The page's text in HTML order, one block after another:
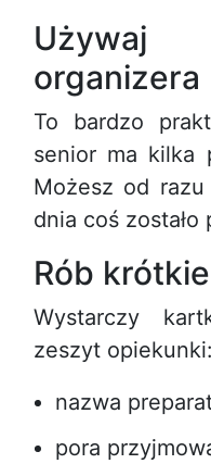
Używaj
organizera
To bardzo
senior ma kilka
Możesz od
dnia coś zostało
Rób
Wystarczy
zeszyt opiekunki:
nazwa
pora